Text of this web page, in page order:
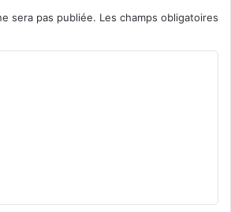
sera pas publiée. Les champs obligatoires